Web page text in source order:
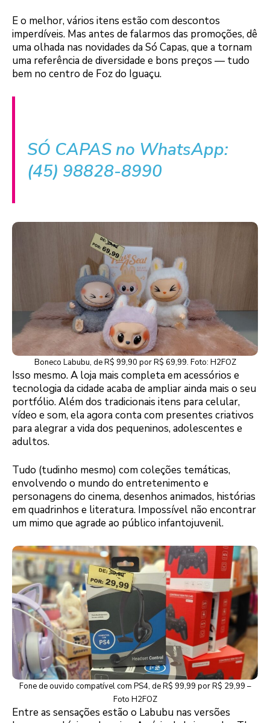
E o melhor, vários itens estão com descontos
imperdíveis. Mas antes de falarmos das promoções, dê
uma olhada nas novidades da Só Capas, que a tornam
uma referência de diversidade e bons preços — tudo
bem no centro de Foz do Iguaçu.
SÓ CAPAS no WhatsApp:
(45) 98828-8990
Boneco Labubu, de R$ 99,90 por R$ 69,99. Foto: H2FOZ
Isso mesmo. A loja mais completa em acessórios e
tecnologia da cidade acaba de ampliar ainda mais o seu
portfólio. Além dos tradicionais itens para celular,
vídeo e som, ela agora conta com presentes criativos
para alegrar a vida dos pequeninos, adolescentes e
adultos.
Tudo (tudinho mesmo) com coleções temáticas,
envolvendo o mundo do entretenimento e
personagens do cinema, desenhos animados, histórias
em quadrinhos e literatura. Impossível não encontrar
um mimo que agrade ao público infantojuvenil.
Fone de ouvido compatível com PS4, de R$ 99,99 por R$ 29,99 –
Foto H2FOZ
Entre as sensações estão o Labubu nas versões